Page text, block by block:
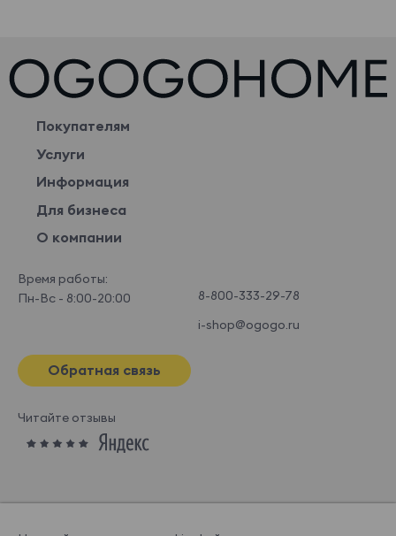
Покупателям
Услуги
Информация
Для бизнеса
О компании
Время работы:
Пн-Вс - 8:00-20:00
8-800-333-29-78
i-shop@ogogo.ru
Обратная связь
Читайте отзывы